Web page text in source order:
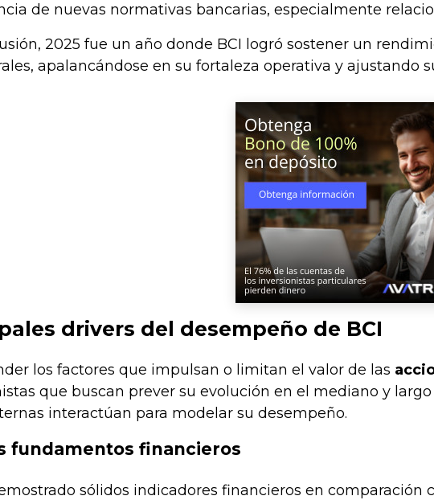
de nuevas normativas bancarias, especialmente
2025 fue un año donde BCI logró sostener un
apalancándose en su fortaleza operativa y ajustando
drivers del desempeño de BCI
los factores que impulsan o limitan el valor de las
que buscan prever su evolución en el mediano y
interactúan para modelar su desempeño.
fundamentos financieros
sólidos indicadores financieros en comparación